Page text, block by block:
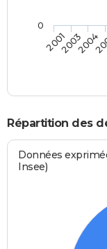
200120032004
0
Répartition des
Données
Insee)